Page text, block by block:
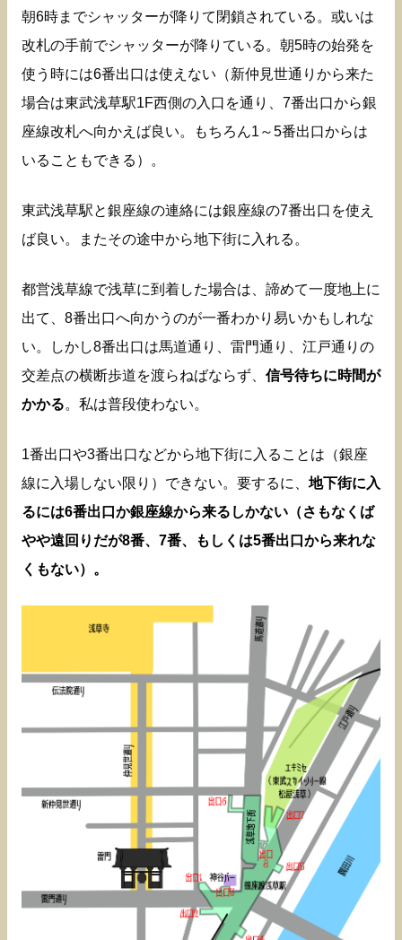
朝6時までシャッターが降りて閉鎖されている。或いは
改札の手前でシャッターが降りている。朝5時の始発を
使う時には6番出口は使えない（新仲見世通りから来た
場合は東武浅草駅1F西側の入口を通り、7番出口から銀
座線改札へ向かえば良い。もちろん1～5番出口からは
いることもできる）。
東武浅草駅と銀座線の連絡には銀座線の7番出口を使え
ば良い。またその途中から地下街に入れる。
都営浅草線で浅草に到着した場合は、諦めて一度地上に
出て、8番出口へ向かうのが一番わかり易いかもしれな
い。しかし8番出口は馬道通り、雷門通り、江戸通りの
交差点の横断歩道を渡らねばならず、 信号待ちに時間が
かかる。私は普段使わない。
1番出口や3番出口などから地下街に入ることは（銀座
線に入場しない限り）できない。要するに、 地下街に入
るには6番出口か銀座線から来るしかない（さもなくば
やや遠回りだが8番、7番、もしくは5番出口から来れな
くもない）。